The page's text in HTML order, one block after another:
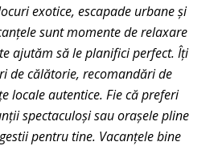
exotice, escapade urbane și
sunt momente de relaxare
ajutăm să le planifici perfect. Îți
de călătorie, recomandări de
locale autentice. Fie că preferi
spectaculoși sau orașele pline
pentru tine. Vacanțele bine